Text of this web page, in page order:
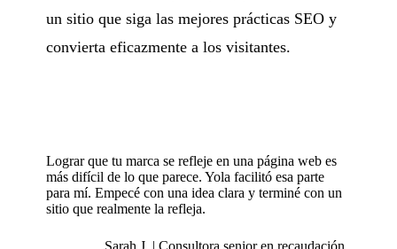
un sitio que siga las mejores prácticas SEO y
convierta eficazmente a los visitantes.
Lograr que tu marca se refleje en una página web es
más difícil de lo que parece. Yola facilitó esa parte
para mí. Empecé con una idea clara y terminé con un
sitio que realmente la refleja.
Sarah J. | Consultora senior en recaudación